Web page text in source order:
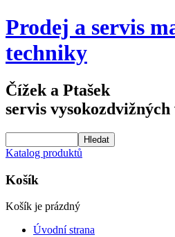
Prodej a servis
techniky
Čížek a Ptašek
servis
Katalog produktů
Košík
Košík je prázdný
Úvodní strana